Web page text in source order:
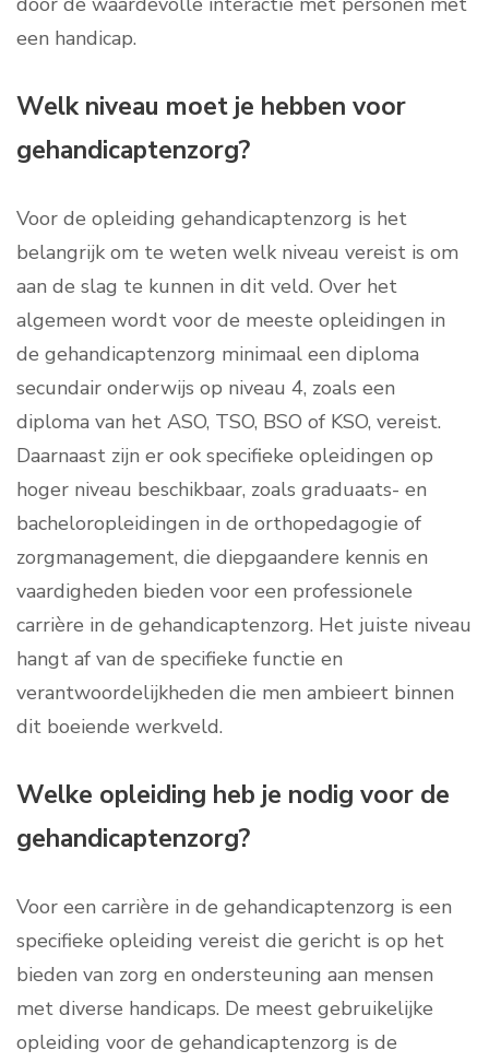
een handicap.
Welk niveau moet je hebben voor
gehandicaptenzorg?
Voor de opleiding gehandicaptenzorg is het
belangrijk om te weten welk niveau vereist is om
aan de slag te kunnen in dit veld. Over het
algemeen wordt voor de meeste opleidingen in
de gehandicaptenzorg minimaal een diploma
secundair onderwijs op niveau 4, zoals een
diploma van het ASO, TSO, BSO of KSO, vereist.
Daarnaast zijn er ook specifieke opleidingen op
hoger niveau beschikbaar, zoals graduaats- en
bacheloropleidingen in de orthopedagogie of
zorgmanagement, die diepgaandere kennis en
vaardigheden bieden voor een professionele
carrière in de gehandicaptenzorg. Het juiste niveau
hangt af van de specifieke functie en
verantwoordelijkheden die men ambieert binnen
dit boeiende werkveld.
Welke opleiding heb je nodig voor de
gehandicaptenzorg?
Voor een carrière in de gehandicaptenzorg is een
specifieke opleiding vereist die gericht is op het
bieden van zorg en ondersteuning aan mensen
met diverse handicaps. De meest gebruikelijke
opleiding voor de gehandicaptenzorg is de